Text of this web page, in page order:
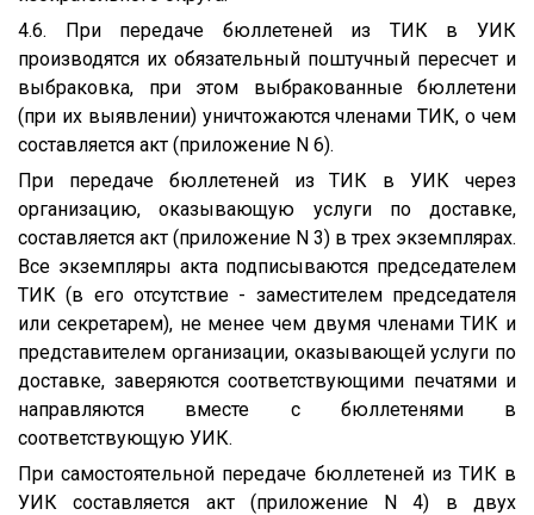
4.6. При передаче бюллетеней из ТИК в УИК
производятся их обязательный поштучный пересчет и
выбраковка, при этом выбракованные бюллетени
(при их выявлении) уничтожаются членами ТИК, о чем
составляется акт (приложение N 6).
При передаче бюллетеней из ТИК в УИК через
организацию, оказывающую услуги по доставке,
составляется акт (приложение N 3) в трех экземплярах.
Все экземпляры акта подписываются председателем
ТИК (в его отсутствие - заместителем председателя
или секретарем), не менее чем двумя членами ТИК и
представителем организации, оказывающей услуги по
доставке, заверяются соответствующими печатями и
направляются вместе с бюллетенями в
соответствующую УИК.
При самостоятельной передаче бюллетеней из ТИК в
УИК составляется акт (приложение N 4) в двух